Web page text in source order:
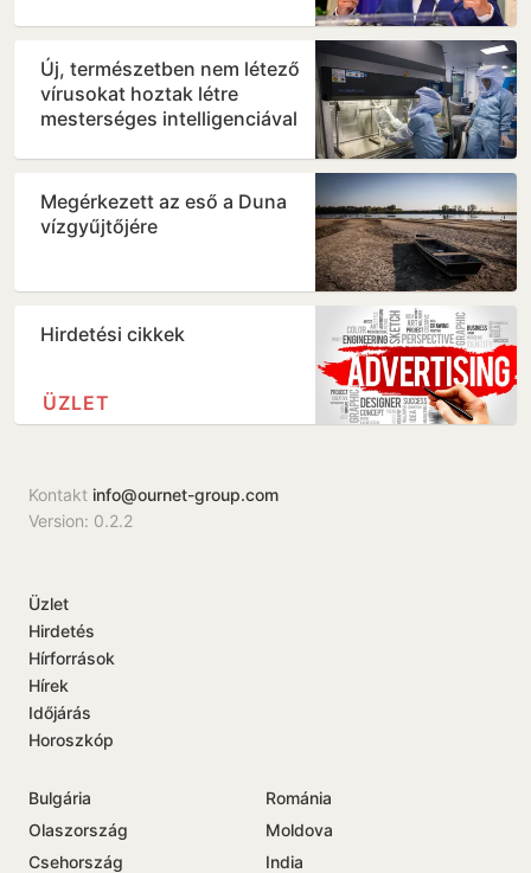
Új, természetben nem létező
vírusokat hoztak létre
mesterséges intelligenciával
Megérkezett az eső a Duna
vízgyűjtőjére
Hirdetési cikkek
ÜZLET
Kontakt info@ournet-group.com
Version: 0.2.2
Üzlet
Hirdetés
Hírforrások
Hírek
Időjárás
Horoszkóp
Bulgária
Románia
Olaszország
Moldova
Csehország
India